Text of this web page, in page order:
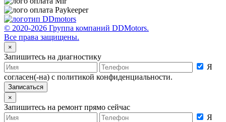
© 2020-2026 Группа компаний DDMotors.
Все права защищены.
×
Запишитесь на диагностику
Я
согласен(-на) с политикой конфиденциальности.
×
Запишитесь на ремонт прямо сейчас
Я